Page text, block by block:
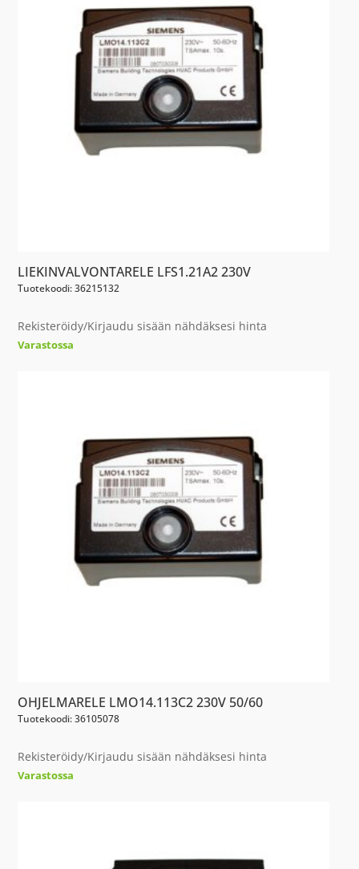
LIEKINVALVONTARELE LFS1.21A2 230V
Tuotekoodi: 36215132
Rekisteröidy/Kirjaudu sisään nähdäksesi hinta
Varastossa
OHJELMARELE LMO14.113C2 230V 50/60
Tuotekoodi: 36105078
Rekisteröidy/Kirjaudu sisään nähdäksesi hinta
Varastossa